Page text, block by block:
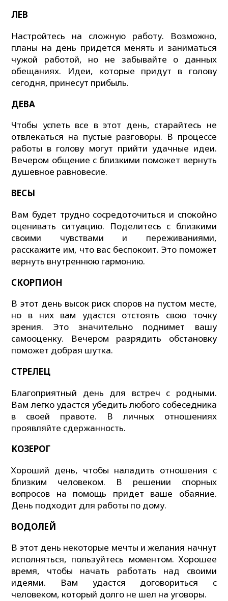
ЛЕВ
Настройтесь на сложную работу. Возможно,
планы на день придется менять и заниматься
чужой работой, но не забывайте о данных
обещаниях. Идеи, которые придут в голову
сегодня, принесут прибыль.
ДЕВА
Чтобы успеть все в этот день, старайтесь не
отвлекаться на пустые разговоры. В процессе
работы в голову могут прийти удачные идеи.
Вечером общение с близкими поможет вернуть
душевное равновесие.
ВЕСЫ
Вам будет трудно сосредоточиться и спокойно
оценивать ситуацию. Поделитесь с близкими
своими чувствами и переживаниями,
расскажите им, что вас беспокоит. Это поможет
вернуть внутреннюю гармонию.
СКОРПИОН
В этот день высок риск споров на пустом месте,
но в них вам удастся отстоять свою точку
зрения. Это значительно поднимет вашу
самооценку. Вечером разрядить обстановку
поможет добрая шутка.
СТРЕЛЕЦ
Благоприятный день для встреч с родными.
Вам легко удастся убедить любого собеседника
в своей правоте. В личных отношениях
проявляйте сдержанность.
КОЗЕРОГ
Хороший день, чтобы наладить отношения с
близким человеком. В решении спорных
вопросов на помощь придет ваше обаяние.
День подходит для работы по дому.
ВОДОЛЕЙ
В этот день некоторые мечты и желания начнут
исполняться, пользуйтесь моментом. Хорошее
время, чтобы начать работать над своими
идеями. Вам удастся договориться с
человеком, который долго не шел на уговоры.